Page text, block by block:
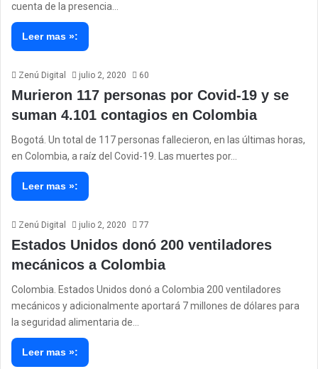
cuenta de la presencia…
Leer mas »:
Zenú Digital julio 2, 2020 60
Murieron 117 personas por Covid-19 y se
suman 4.101 contagios en Colombia
Bogotá. Un total de 117 personas fallecieron, en las últimas horas,
en Colombia, a raíz del Covid-19. Las muertes por…
Leer mas »:
Zenú Digital julio 2, 2020 77
Estados Unidos donó 200 ventiladores
mecánicos a Colombia
Colombia. Estados Unidos donó a Colombia 200 ventiladores
mecánicos y adicionalmente aportará 7 millones de dólares para
la seguridad alimentaria de…
Leer mas »: